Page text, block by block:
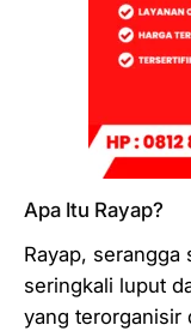
Apa Itu Rayap?
Rayap, serangga
seringkali luput
yang terorganisir